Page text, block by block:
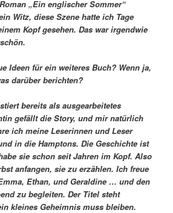
„Ein englischer Sommer“
Witz, diese Szene hatte ich Tage
Kopf gesehen. Das war irgendwie
Ideen für ein weiteres Buch? Wenn ja,
darüber berichten?
bereits als ausgearbeitetes
gefällt die Story, und mir natürlich
ich meine Leserinnen und Leser
in die Hamptons. Die Geschichte ist
sie schon seit Jahren im Kopf. Also
anfangen, sie zu erzählen. Ich freue
Ethan, und Geraldine … und den
zu begleiten. Der Titel steht
kleines Geheimnis muss bleiben.